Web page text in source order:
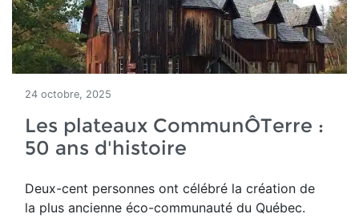
24 octobre, 2025
Les plateaux CommunÔTerre :
50 ans d'histoire
Deux-cent personnes ont célébré la création de
la plus ancienne éco-communauté du Québec.